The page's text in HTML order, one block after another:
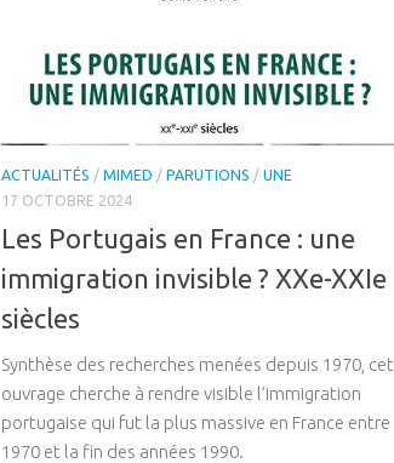
ACTUALITÉS / MIMED / PARUTIONS / UNE
17 OCTOBRE 2024
Les Portugais en France : une
immigration invisible ? XXe-XXIe
siècles
Synthèse des recherches menées depuis 1970, cet
ouvrage cherche à rendre visible l’immigration
portugaise qui fut la plus massive en France entre
1970 et la fin des années 1990.